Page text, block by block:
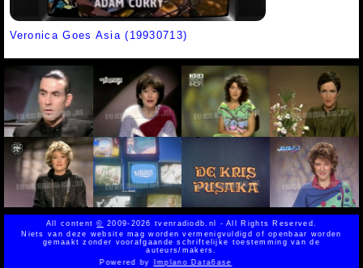
Veronica Goes Asia (19930713)
All content© 2009-2026 tvenradiodb.nl - All Rights Reserved.
Niets van deze website mag worden vermenigvuldigd of openbaar worden
gemaakt zonder voorafgaande schriftelijke toestemming van de
auteurs/makers.
Powered by
Implano Data6ase